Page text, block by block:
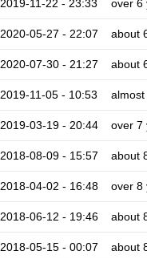
2019-11-22 - 23:33 over 6
2020-05-27 - 22:07 about
2020-07-30 - 21:27 about
2019-11-05 - 10:53
2019-03-19 - 20:44 over 7
2018-08-09 - 15:57 about
2018-04-02 - 16:48 over 8
2018-06-12 - 19:46 about
2018-05-15 - 00:07 about